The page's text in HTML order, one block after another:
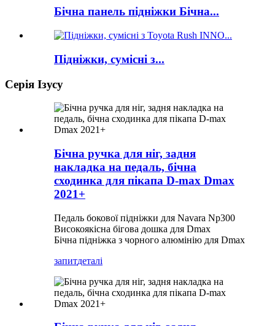
Бічна панель підніжки Бічна...
Підніжки, сумісні з...
Серія Ізусу
Бічна ручка для ніг, задня
накладка на педаль, бічна
сходинка для пікапа D-max Dmax
2021+
Педаль бокової підніжки для Navara Np300
Високоякісна бігова дошка для Dmax
Бічна підніжка з чорного алюмінію для Dmax
запитдеталі